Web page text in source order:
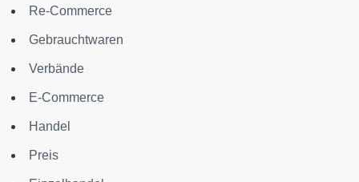
Re-Commerce
Gebrauchtwaren
Verbände
E-Commerce
Handel
Preis